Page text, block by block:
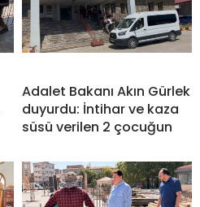
Adalet Bakanı Akın Gürlek
duyurdu: İntihar ve kaza
süsü verilen 2 çocuğun